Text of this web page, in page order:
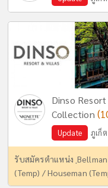
Dinso
Collection
Update ภูเก็
รับสมัครตำแหน่ง
(Temp) / Houseman